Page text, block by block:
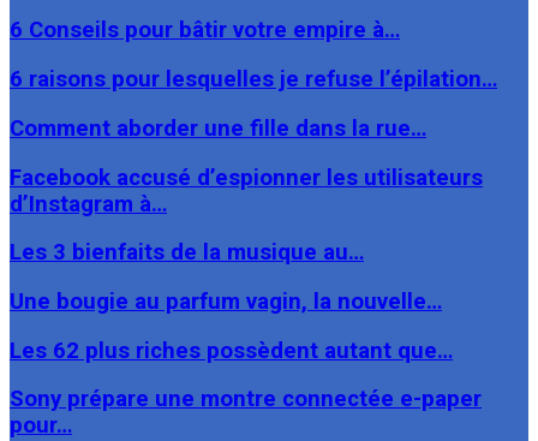
6 Conseils pour bâtir votre empire à…
6 raisons pour lesquelles je refuse l’épilation…
Comment aborder une fille dans la rue…
Facebook accusé d’espionner les utilisateurs
d’Instagram à…
Les 3 bienfaits de la musique au…
Une bougie au parfum vagin, la nouvelle…
Les 62 plus riches possèdent autant que…
Sony prépare une montre connectée e-paper
pour…